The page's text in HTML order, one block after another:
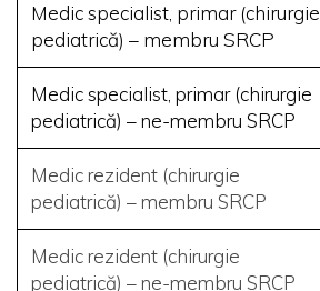
Medic specialist, primar (chirurgie
pediatrică) – membru SRCP
Medic specialist, primar (chirurgie
pediatrică) – ne-membru SRCP
Medic rezident (chirurgie
pediatrică) – membru SRCP
Medic rezident (chirurgie
pediatrică) – ne-membru SRCP